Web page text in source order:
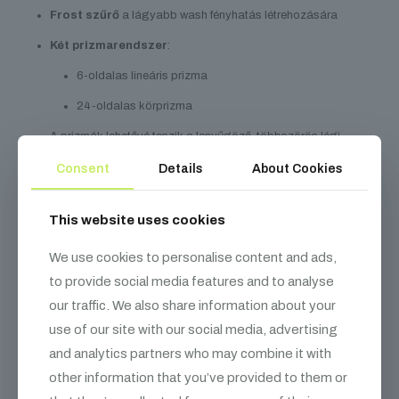
Frost szűrő a lágyabb wash fényhatás létrehozására
Két prizmarendszer:
6-oldalas lineáris prizma
24-oldalas körprizma
A prizmák lehetővé teszik a lenyűgöző, többszörös légi
Rugalmas vezérlés és
megbízható csatlakozás
2 DMX mód: 14 vagy 16 csatornás üzemmód
RDM kompatibilitása távoli eszközkezeléshez
3-pin és 5-pin DMX In/Outcsatlakozók a széles körű
kompatibilitásért
IP65 Powercon In/Outcsatlakozók a biztonságos és
egyszerű láncoláshoz
Consent Details About Cookies
This website uses cookies
We use cookies to personalise content and ads,
to provide social media features and to analyse
our traffic. We also share information about your
use of our site with our social media, advertising
and analytics partners who may combine it with
other information that you’ve provided to them or